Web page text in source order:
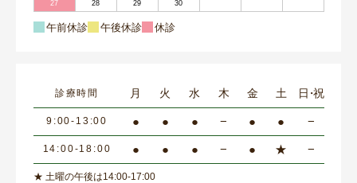
27 28 29 30
午前休診 午後休診 休診
診療時間 月 火 水 木 金 土 日・祝
9:00-13:00 ● ● ● − ● ● −
14:00-18:00 ● ● ● − ● ★ −
★ 土曜の午後は14:00-17:00